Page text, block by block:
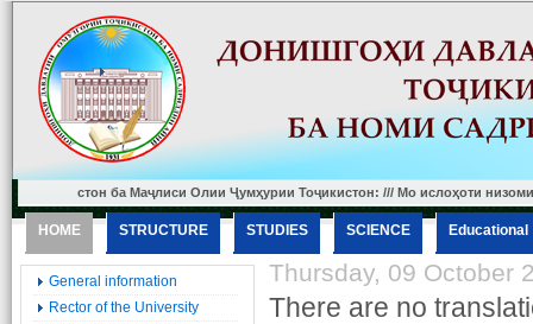
ба Маҷлиси Олии Ҷумҳурии Тоҷикистон: /// Мо ислоҳоти низоми
HOME STRUCTURE STUDIES SCIENCE Еducational
General information
Rector of the University
Thursday, 09 October
There are no